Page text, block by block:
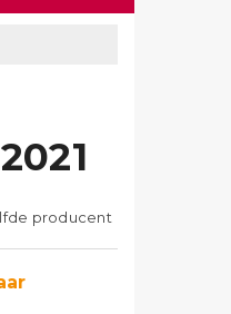
producent